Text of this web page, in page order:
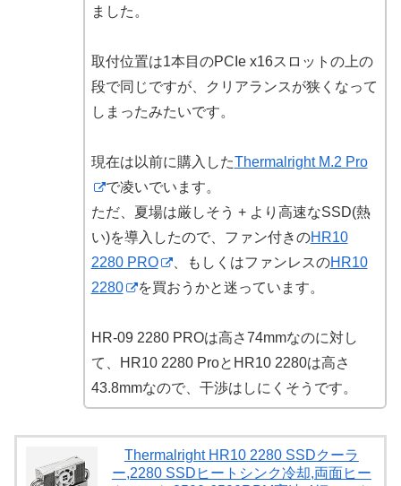
ました。
取付位置は1本目のPCIe x16スロットの上の
段で同じですが、クリアランスが狭くなって
しまったみたいです。
現在は以前に購入したThermalright M.2 Pro
で凌いでいます。
ただ、夏場は厳しそう + より高速なSSD(熱
い)を導入したので、ファン付きのHR10
2280 PRO
、もしくはファンレスのHR10
2280
を買おうかと迷っています。
HR-09 2280 PROは高さ74mmなのに対し
て、HR10 2280 ProとHR10 2280は高さ
43.8mmなので、干渉はしにくそうです。
Thermalright HR10 2280 SSDクーラ
ー,2280 SSDヒートシンク冷却,両面ヒー